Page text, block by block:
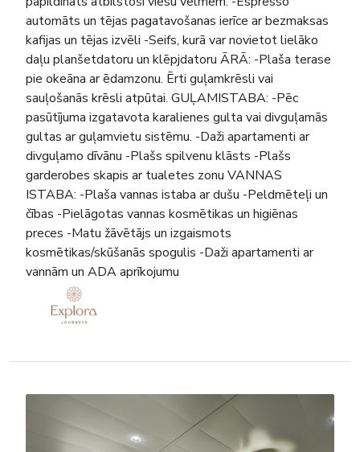
automāts un tējas pagatavošanas ierīce ar bezmaksas
kafijas un tējas izvēli -Seifs, kurā var novietot lielāko
daļu planšetdatoru un klēpjdatoru ĀRĀ: -Plaša terase
pie okeāna ar ēdamzonu. Ērti guļamkrēsli vai
sauļošanās krēsli atpūtai. GUĻAMISTABA: -Pēc
pasūtījuma izgatavota karalienes gulta vai divguļamās
gultas ar guļamvietu sistēmu. -Daži apartamenti ar
divguļamo dīvānu -Plašs spilvenu klāsts -Plašs
garderobes skapis ar tualetes zonu VANNAS
ISTABA: -Plaša vannas istaba ar dušu -Peldmēteļi un
čības -Pielāgotas vannas kosmētikas un higiēnas
preces -Matu žāvētājs un izgaismots
kosmētikas/skūšanās spogulis -Daži apartamenti ar
vannām un ADA aprīkojumu